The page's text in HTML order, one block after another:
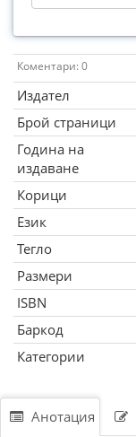
Коментари: 0
Издател
Брой страници
Година на
издаване
Корици
Език
Тегло
Размери
ISBN
Баркод
Категории
Анотация